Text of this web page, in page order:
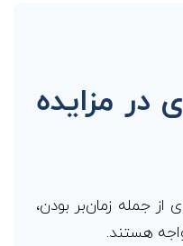
در مزایده
جمله زمان‌بر بودن،
هستند.